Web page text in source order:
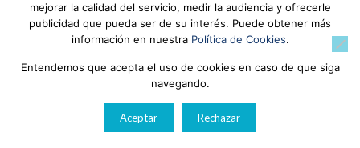
mejorar la calidad del servicio, medir la audiencia y ofrecerle
publicidad que pueda ser de su interés. Puede obtener más
información en nuestra Política de Cookies.
Entendemos que acepta el uso de cookies en caso de que siga
navegando.
Aceptar Rechazar